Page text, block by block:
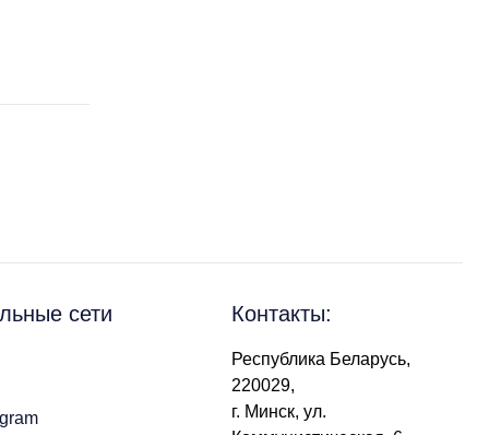
сети Контакты:
Республика Беларусь,
220029,
г. Минск, ул.